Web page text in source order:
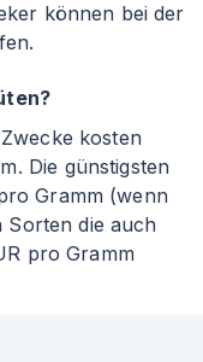
können bei der
kosten
Die günstigsten
Gramm (wenn
Sorten die auch
pro Gramm